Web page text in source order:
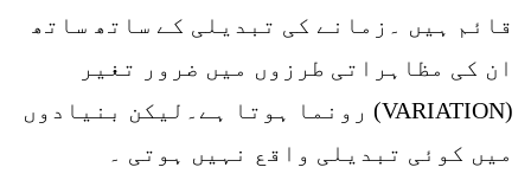
قائم ہیں ۔زمانے کی تبدیلی کے ساتھ ساتھ
ان کی مظاہراتی طرزوں میں ضرور تغیر
(VARIATION) رونما ہوتا ہے۔لیکن بنیادوں
میں کوئی تبدیلی واقع نہیں ہوتی ۔